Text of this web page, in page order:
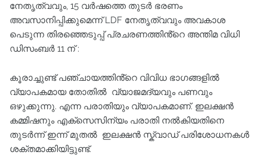
നേതൃത്വവും, 15 വർഷത്തെ തുടർ ഭരണം
അവസാനിപ്പിക്കുമെന്ന് LDF നേതൃത്വവും അവകാശ
പെടുന്ന തിരഞ്ഞെടുപ്പ് പ്രചരണത്തിൻ്റെ അന്തിമ വിധി
ഡിസംബർ 11 ന് :
കൂരാച്ചുണ്ട് പഞ്ചായത്തിൻ്റെ വിവിധ ഭാഗങ്ങളിൽ
വ്യാപകമായ തോതിൽ വ്യാജമദ്യവും പണവും
ഒഴുക്കുന്നു. എന്ന പരാതിയും വ്യാപകമാണ്. ഇലക്ഷൻ
കമ്മിഷനും എക്സെസിന്യം പരാതി നൽകിയതിനെ
തുടർന്ന് ഇന്ന് മുതൽ ഇലക്ഷൻ സ്ക്വാഡ് പരിശോധനകൾ
ശക്തമാക്കിയിട്ടുണ്ട്.